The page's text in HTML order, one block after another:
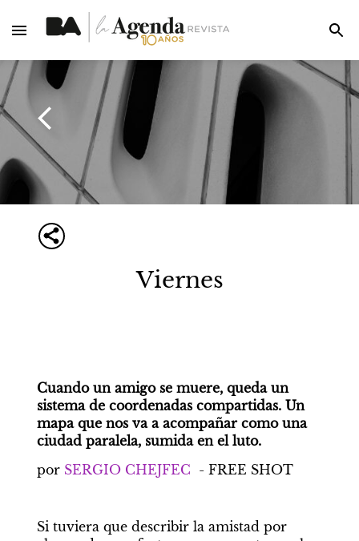
Viernes
Cuando un amigo se muere, queda un
sistema de coordenadas compartidas. Un
mapa que nos va a acompañar como una
ciudad paralela, sumida en el luto.
por SERGIO CHEJFEC
  - FREE SHOT
Si tuviera que describir la amistad por